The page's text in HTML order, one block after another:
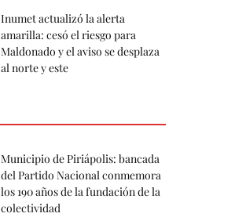
Inumet actualizó la alerta
amarilla: cesó el riesgo para
Maldonado y el aviso se desplaza
al norte y este
Municipio de Piriápolis: bancada
del Partido Nacional conmemora
los 190 años de la fundación de la
colectividad